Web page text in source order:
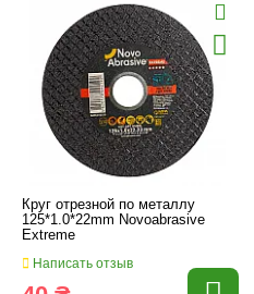
Круг отрезной по металлу
125*1.0*22mm Novoabrasive
Extreme
Написать отзыв